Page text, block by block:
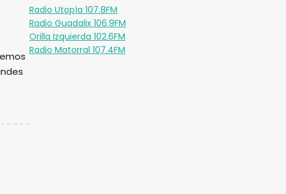
Radio Utopía 107.8FM
Radio Guadalix 106.9FM
Orilla Izquierda 102.6FM
Radio Matorral 107.4FM